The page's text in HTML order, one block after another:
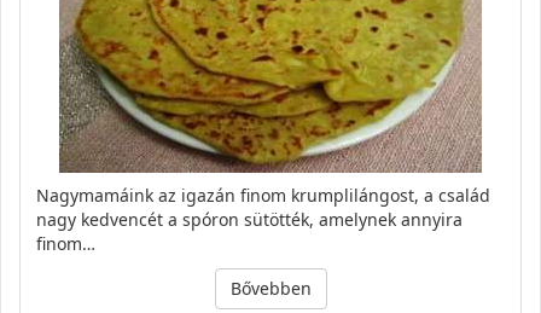
Nagymamáink az igazán finom krumplilángost, a család
nagy kedvencét a spóron sütötték, amelynek annyira
finom…
Bővebben